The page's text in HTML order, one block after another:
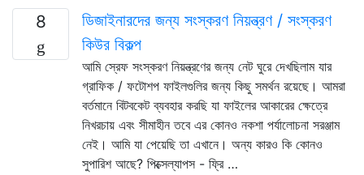
8
ডিজাইনারদের জন্য সংস্করণ নিয়ন্ত্রণ / সংস্করণ
কিউর বিকল্প
আমি স্রেফ সংস্করণ নিয়ন্ত্রণের জন্য নেট ঘুরে দেখছিলাম যার
গ্রাফিক / ফটোশপ ফাইলগুলির জন্য কিছু সমর্থন রয়েছে। আমরা
বর্তমানে বিটবকেট ব্যবহার করছি যা ফাইলের আকারের ক্ষেত্রে
নিখরচায় এবং সীমাহীন তবে এর কোনও নকশা পর্যালোচনা সরঞ্জাম
নেই। আমি যা পেয়েছি তা এখানে। অন্য কারও কি কোনও
সুপারিশ আছে? পিক্সেল্যাপস - ফ্রি …